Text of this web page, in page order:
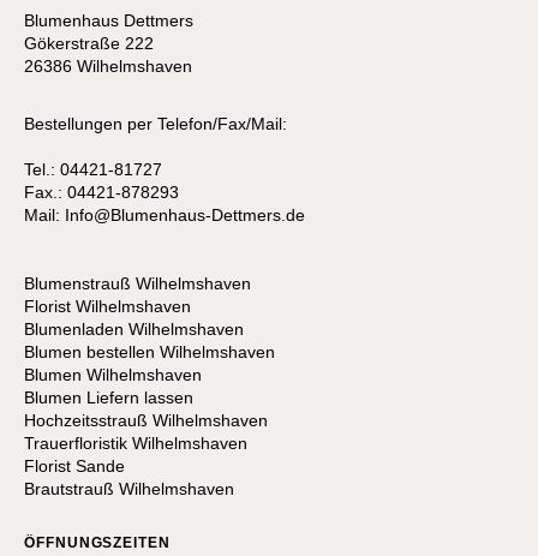
Blumenhaus Dettmers
Gökerstraße 222
26386 Wilhelmshaven
Bestellungen per Telefon/Fax/Mail:
Tel.: 04421-81727
Fax.: 04421-878293
Mail: Info@Blumenhaus-Dettmers.de
Blumenstrauß Wilhelmshaven
Florist Wilhelmshaven
Blumenladen Wilhelmshaven
Blumen bestellen Wilhelmshaven
Blumen Wilhelmshaven
Blumen Liefern lassen
Hochzeitsstrauß Wilhelmshaven
Trauerfloristik Wilhelmshaven
Florist Sande
Brautstrauß Wilhelmshaven
ÖFFNUNGSZEITEN